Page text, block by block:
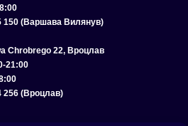
150 (Варшава Вилянув)
Chrobrego 22, Вроцлав
21:00
256 (Вроцлав)